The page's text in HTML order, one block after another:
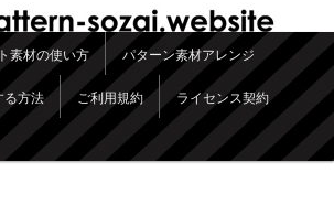
へ移動
移動
素材の使い方 パターン素材アレンジ
る方法 ご利用規約 ライセンス契約